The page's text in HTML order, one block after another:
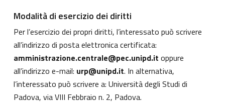
Modalità di esercizio dei diritti
Per l’esercizio dei propri diritti, l’interessato può scrivere
all’indirizzo di posta elettronica certificata:
amministrazione.centrale@pec.unipd.it oppure
all’indirizzo e-mail: urp@unipd.it. In alternativa,
l’interessato può scrivere a: Università degli Studi di
Padova, via VIII Febbraio n. 2, Padova.